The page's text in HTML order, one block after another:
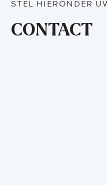
STEL HIERONDER
CONTACT